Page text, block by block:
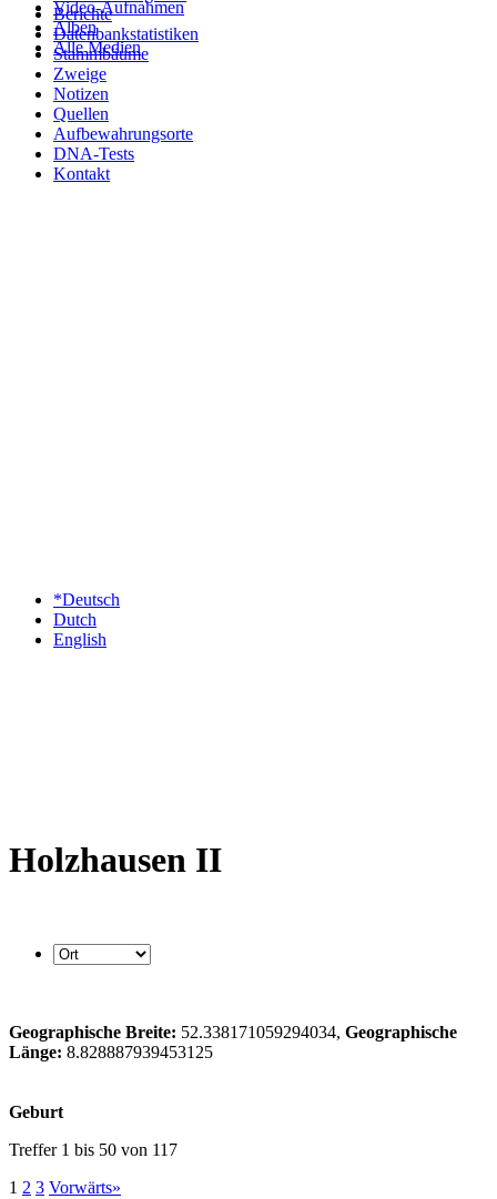
Video-Aufnahmen
Alben
Alle Medien
Berichte
Datenbankstatistiken
Stammbäume
Zweige
Notizen
Quellen
Aufbewahrungsorte
DNA-Tests
Kontakt
*Deutsch
Dutch
English
Holzhausen II
Geographische Breite: 52.338171059294034, Geographische
Länge: 8.828887939453125
Geburt
Treffer 1 bis 50 von 117
1 2 3 Vorwärts»